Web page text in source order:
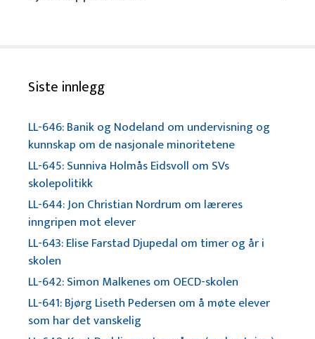
Siste innlegg
LL-646: Banik og Nodeland om undervisning og
kunnskap om de nasjonale minoritetene
LL-645: Sunniva Holmås Eidsvoll om SVs
skolepolitikk
LL-644: Jon Christian Nordrum om læreres
inngripen mot elever
LL-643: Elise Farstad Djupedal om timer og år i
skolen
LL-642: Simon Malkenes om OECD-skolen
LL-641: Bjørg Liseth Pedersen om å møte elever
som har det vanskelig